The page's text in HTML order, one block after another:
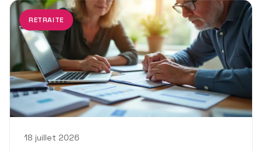
RETRAITE
18 juillet 2026